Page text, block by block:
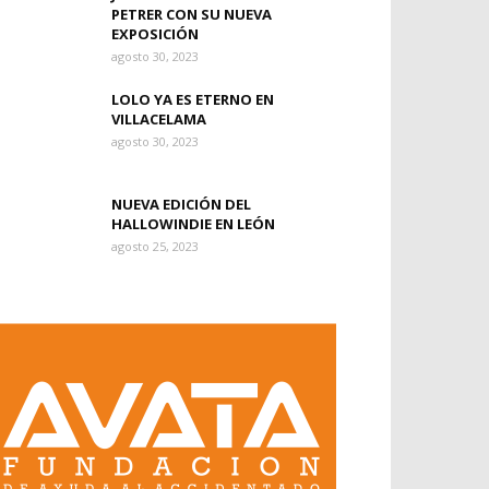
PETRER CON SU NUEVA
EXPOSICIÓN
agosto 30, 2023
LOLO YA ES ETERNO EN
VILLACELAMA
agosto 30, 2023
NUEVA EDICIÓN DEL
HALLOWINDIE EN LEÓN
agosto 25, 2023